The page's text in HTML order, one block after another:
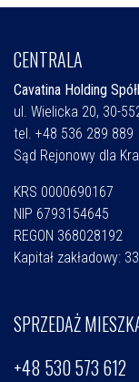
CENTRALA
Cavatina Holding
ul. Wielicka 20, 30-
tel. +48 536 289 889
Sąd Rejonowy dla
KRS 0000690167
NIP 6793154645
REGON 368028192
Kapitał zakładowy:
SPRZEDAŻ
+48 530 573 612